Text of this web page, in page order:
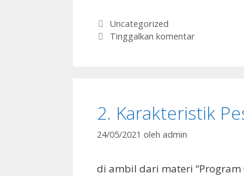
Kategori
Uncategorized
Tinggalkan komentar
2. Karakteristik
24/05/2021 oleh admin
di ambil dari materi “Program